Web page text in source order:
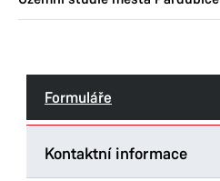
Formuláře
Kontaktní informace